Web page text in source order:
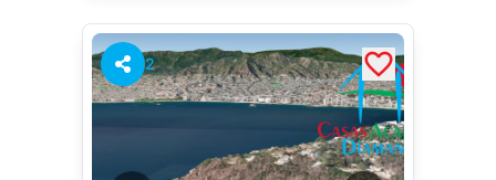
2